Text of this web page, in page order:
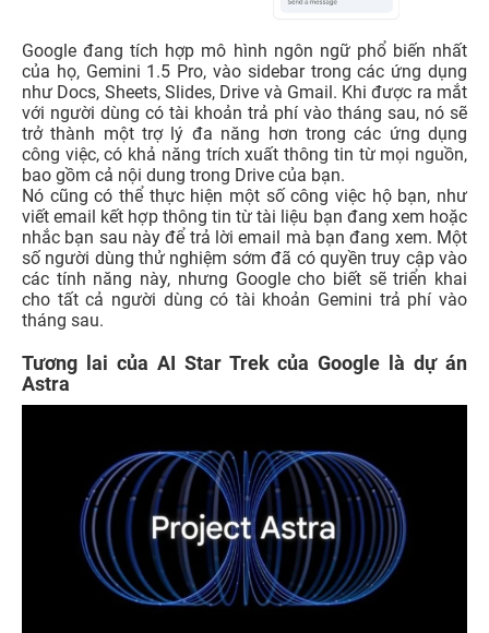
Google đang tích hợp mô hình ngôn ngữ phổ biến nhất
của họ, Gemini 1.5 Pro, vào sidebar trong các ứng dụng
như Docs, Sheets, Slides, Drive và Gmail. Khi được ra mắt
với người dùng có tài khoản trả phí vào tháng sau, nó sẽ
trở thành một trợ lý đa năng hơn trong các ứng dụng
công việc, có khả năng trích xuất thông tin từ mọi nguồn,
bao gồm cả nội dung trong Drive của bạn.
Nó cũng có thể thực hiện một số công việc hộ bạn, như
viết email kết hợp thông tin từ tài liệu bạn đang xem hoặc
nhắc bạn sau này để trả lời email mà bạn đang xem. Một
số người dùng thử nghiệm sớm đã có quyền truy cập vào
các tính năng này, nhưng Google cho biết sẽ triển khai
cho tất cả người dùng có tài khoản Gemini trả phí vào
tháng sau.
Tương lai của AI Star Trek của Google là dự án
Astra